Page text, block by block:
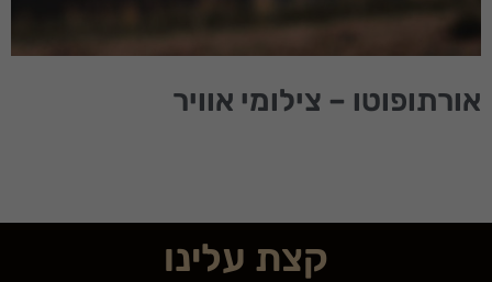
אורתופוטו – צילומי אוויר
קצת עלינו